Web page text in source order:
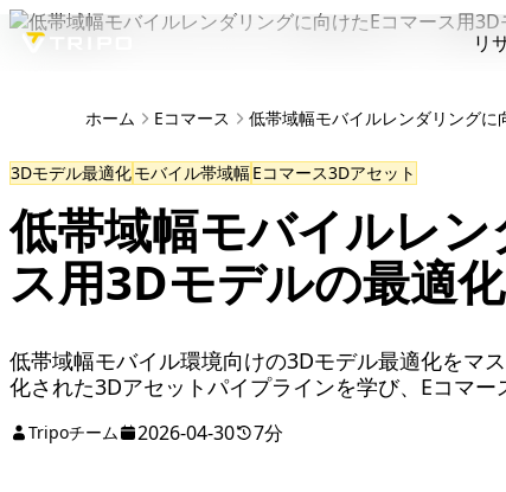
リ
ホーム Eコマース 低帯域幅モバイルレンダリング
3Dモデル最適化モバイル帯域幅Eコマース3Dアセット
低帯域幅モバイルレ
ス用3Dモデルの最適化
低帯域幅モバイル環境向けの3Dモデル最適化をマ
化された3Dアセットパイプラインを学び、Eコマー
Tripoチーム 2026-04-30 7分